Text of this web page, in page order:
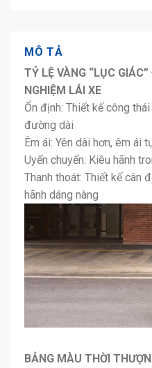
MÔ TẢ
TỶ LỆ VÀNG “LỤC
NGHIỆM LÁI XE
Ổn định: Thiết kế công
đường dài
Êm ái: Yên dài hơn, êm ái
Uyển chuyển: Kiêu hãnh
Thanh thoát: Thiết kế cân
hãnh dáng nàng
BẢNG MÀU THỜI